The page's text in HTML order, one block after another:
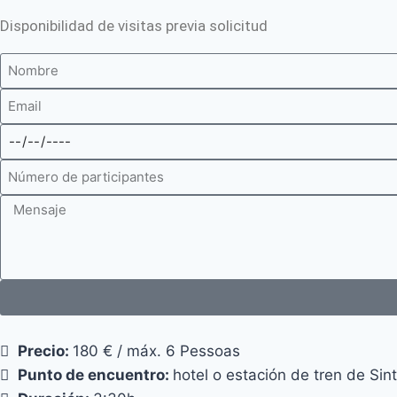
Disponibilidad de visitas previa solicitud
Precio: 180 € / máx. 6 Pessoas
Punto de encuentro: hotel o estación de tren de